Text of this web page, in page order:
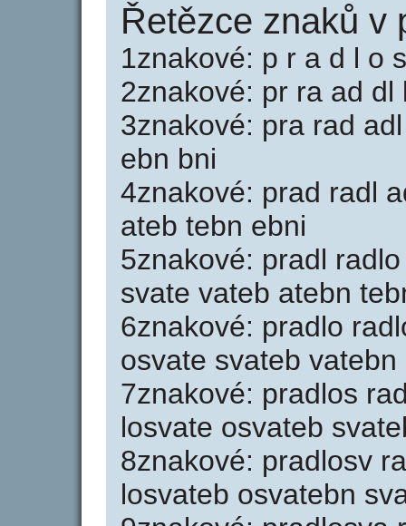
Řetězce znaků v
1znakové: p r a d l o
2znakové: pr ra ad
3znakové: pra rad
ebn bni
4znakové: prad radl
ateb tebn ebni
5znakové: pradl
svate vateb atebn
6znakové: pradlo
osvate svateb vatebn
7znakové: pradlos
losvate osvateb
8znakové: pradlosv
losvateb osvatebn